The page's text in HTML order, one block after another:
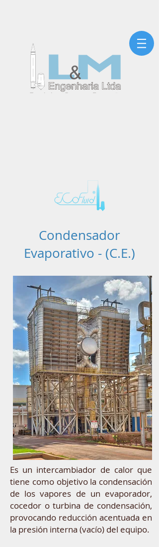
Condensador
Evaporativo - (C.E.)
Es un intercambiador de calor que
tiene como objetivo la condensación
de los vapores de un evaporador,
cocedor o turbina de condensación,
provocando reducción acentuada en
la presión interna (vacío) del equipo.